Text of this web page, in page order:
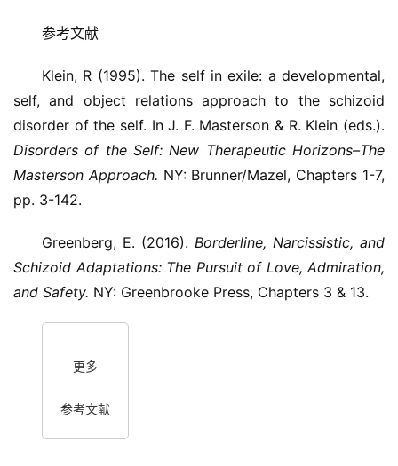
参考文献
Klein, R (1995). The self in exile: a developmental,
self, and object relations approach to the schizoid
disorder of the self. In J. F. Masterson & R. Klein (eds.).
Disorders of the Self: New Therapeutic Horizons–The
Masterson Approach. NY: Brunner/Mazel, Chapters 1-7,
pp. 3-142.
Greenberg, E. (2016). Borderline, Narcissistic, and
Schizoid Adaptations: The Pursuit of Love, Admiration,
and Safety. NY: Greenbrooke Press, Chapters 3 & 13.
更多
参考文献